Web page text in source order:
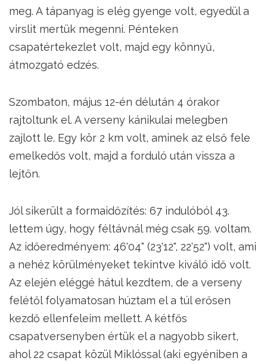
meg. A tápanyag is elég gyenge volt, egyedül a
virslit mertük megenni. Pénteken
csapatértekezlet volt, majd egy könnyű,
átmozgató edzés.
Szombaton, május 12-én délután 4 órakor
rajtoltunk el. A verseny kánikulai melegben
zajlott le. Egy kör 2 km volt, aminek az első fele
emelkedős volt, majd a forduló után vissza a
lejtőn.
Jól sikerült a formaidőzítés: 67 indulóból 43.
lettem úgy, hogy féltávnál még csak 59. voltam.
Az időeredményem: 46'04" (23'12", 22'52") volt, ami
a nehéz körülményeket tekintve kiváló idő volt.
Az elején eléggé hátul kezdtem, de a verseny
felétől folyamatosan húztam el a túl erősen
kezdő ellenfeleim mellett. A kétfős
csapatversenyben értük el a nagyobb sikert,
ahol 22 csapat közül Miklóssal (aki egyéniben a